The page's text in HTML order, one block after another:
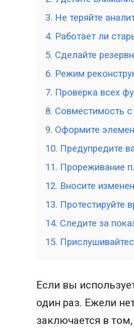
3. Не теряйте
4. Работает ли
5. Сделайте
6. Режим
7. Проверка всех
8. Совместимость с
9. Оформите
10. Предупредите
11. Прореживание
12. Вносите
13. Протестируйте
14. Следите за
15.
Если вы
один раз. Ежели
заключается в